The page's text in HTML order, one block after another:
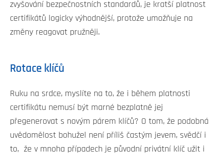
zvyšování bezpečnostních standardů, je kratší platnost
certifikátů logicky výhodnější, protože umožňuje na
změny reagovat pružněji.
Rotace klíčů
Ruku na srdce, myslíte na to, že i během platnosti
certifikátu nemusí být marné bezplatně jej
přegenerovat s novým párem klíčů? O tom, že podobná
uvědomělost bohužel není příliš častým jevem, svědčí i
to, že v mnoha případech je původní privátní klíč užit i